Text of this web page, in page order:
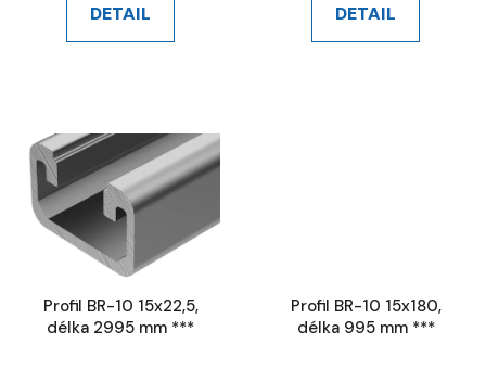
DETAIL DETAIL
Profil BR-10 15x22,5,
délka 2995 mm ***
Profil BR-10 15x180,
délka 995 mm ***